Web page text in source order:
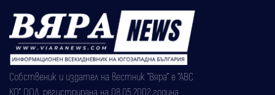
Собственик и издател на вестник "Вяра" е "АВС
КО" ООД, регистрирана на 08.05.2002 година.